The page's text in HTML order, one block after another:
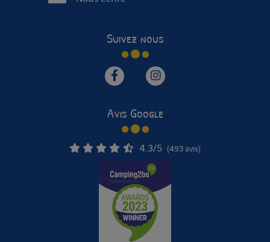
Suivez nous
Avis Google
4.3/5 (493 avis)